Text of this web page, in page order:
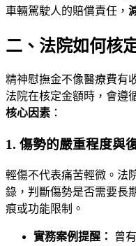
車輛駕駛人的賠償責任，
二、法院如何核
精神慰撫金不像醫療費有
法院在核定金額時，會遵
核心因素 ：
1. 傷勢的嚴重程度與
輕傷不代表痛苦輕微。法
錄，判斷傷勢是否需要長
痕或功能限制。
實務案例提醒：
曾